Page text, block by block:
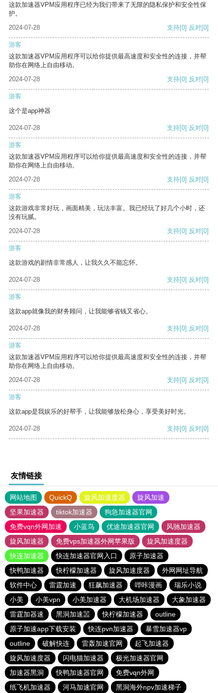
这款加速器VPM应用程序已经为我们带来了无限的隐私保护和安全性保
护。
2024-07-28
支持[0] 反对[0]
游客
这款加速器VPM应用程序可以给你提供最高速度和安全性的连接，并帮
助你在网络上自由移动。
2024-07-28
支持[0] 反对[0]
游客
这个是app神器
2024-07-28 支持[0] 反对[0]
游客
这款加速器VPM应用程序可以给你提供最高速度和安全性的连接，并帮
助你在网络上自由移动。
2024-07-28
支持[0] 反对[0]
游客
这款游戏非常好玩，画面精美，玩法丰富。我已经玩了好几个小时，还
没有玩腻。
2024-07-28
支持[0] 反对[0]
游客
这款游戏的剧情非常感人，让我久久不能忘怀。
2024-07-28 支持[0] 反对[0]
游客
这款app就像我的财务顾问，让我能够省钱又省心。
2024-07-28 支持[0] 反对[0]
游客
这款加速器VPM应用程序可以给你提供最高速度和安全性的连接，并帮
助你在网络上自由移动。
2024-07-28
支持[0] 反对[0]
游客
这款app是我娱乐的好帮手，让我能够放松身心，享受美好时光。
2024-07-28 支持[0] 反对[0]
友情链接
网站地图 QuickQ 旋风加速度器
旋风加速
坚果加速器
tiktok加速器
狗急加速器官网
免费vqn外网加速
小蓝鸟 优途加速器官网
风驰加速器
旋风加速器
免费vps加速器外网苹果版
旋风加速度器
快连加速器
快连加速器官网入口
原子加速器
快鸭加速器
快柠檬加速器 旋风加速度器
外网网址导航
软件中心
雷霆加速 狂飙加速器 哔咔漫画
瑞乐小说
小美
小美vpn 小美加速器 大机场加速器
大象加速器
雷霆加器速
黑洞加速噐 快柠檬加速器
outline
原子加速app下载安装
快连pvn加速器
暴雪加速器vp
outline
破解快连 雷轰加速官网
起飞加速器
旋风加速度器
闪电猫加速器
极光加速器官网
加速器黑洞
快鸭加速器官网
免费vqn外网
纸飞机加速器
河马加速官网 黑洞海外npv加速梯子